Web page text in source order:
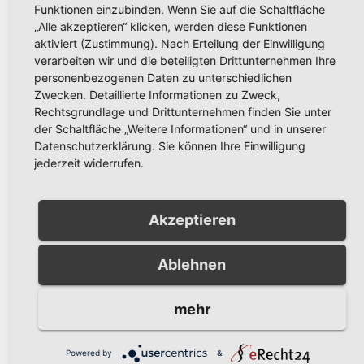
Arnsberg – Stadt bittet darum, auf
privaten Fahrzeugverkehr zu verzichten
DWD weist auf mögliche
schwere Gewitter in Arnsberg hin
BeitragsnavigationDWD weist auf
mögliche
Gewitter in
Arnsberg hin
Unwetterwarnung für
Arnsberg: DWD warnt
vor schwerem Gewitter
mit Orkanböen und
Hagel
Funktionen einzubinden. Wenn Sie auf die Schaltfläche
„Alle akzeptieren“ klicken, werden diese Funktionen
aktiviert (Zustimmung). Nach Erteilung der Einwilligung
verarbeiten wir und die beteiligten Drittunternehmen Ihre
personenbezogenen Daten zu unterschiedlichen
Zwecken. Detaillierte Informationen zu Zweck,
Rechtsgrundlage und Drittunternehmen finden Sie unter
der Schaltfläche „Weitere Informationen“ und in unserer
Datenschutzerklärung. Sie können Ihre Einwilligung
jederzeit widerrufen.
Akzeptieren
Ablehnen
mehr
Powered by &